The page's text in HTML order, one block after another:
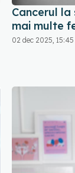
Cancerul
mai multe
02 dec 2025, 15:45